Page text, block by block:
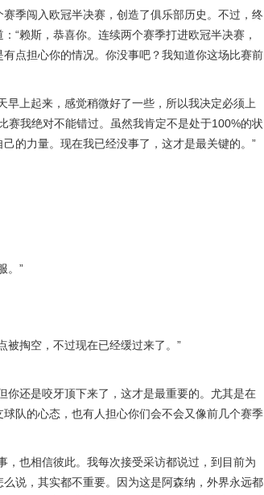
季闯入欧冠半决赛，创造了俱乐部历史。不过，终
“赖斯，恭喜你。连续两个赛季打进欧冠半决赛，
点担心你的情况。你没事吧？我知道你这场比赛前
早上起来，感觉稍微好了一些，所以我决定必须上
赛我绝对不能错过。虽然我肯定不是处于100%的状
的力量。现在我已经没事了，这才是最关键的。”
。”
被掏空，不过现在已经缓过来了。”
你还是咬牙顶下来了，这才是最重要的。尤其是在
队的心态，也有人担心你们会不会又像前几个赛季
，也相信彼此。我每次接受采访都说过，到目前为
说，其实都不重要。因为这是阿森纳，外界永远都